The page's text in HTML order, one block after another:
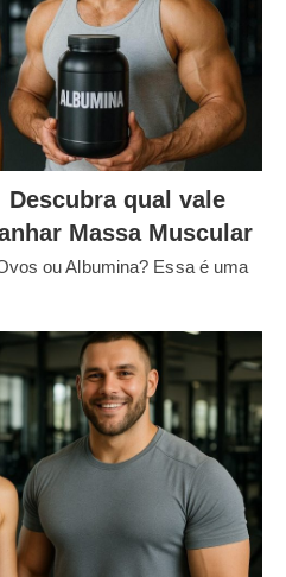
qual vale
Massa Muscular
ou Albumina? Essa é uma